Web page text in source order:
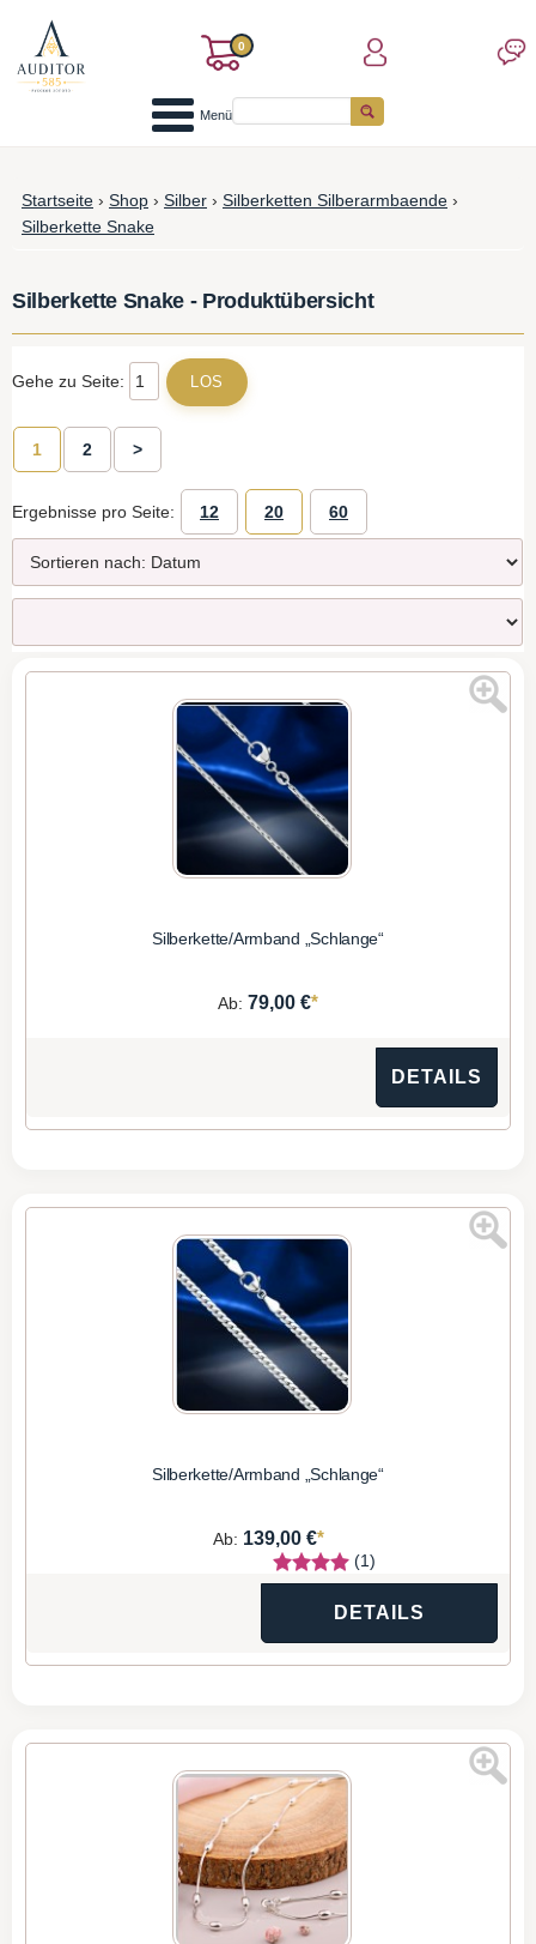
0
Menü
Startseite › Shop › Silber › Silberketten Silberarmbaende ›
Silberkette Snake
Silberkette Snake - Produktübersicht
Gehe zu Seite:
1 2 >
Ergebnisse pro Seite: 12 20 60
Silberkette/Armband „Schlange“
Ab: 79,00 €*
DETAILS
Silberkette/Armband „Schlange“
Ab: 139,00 €*
(1)
DETAILS